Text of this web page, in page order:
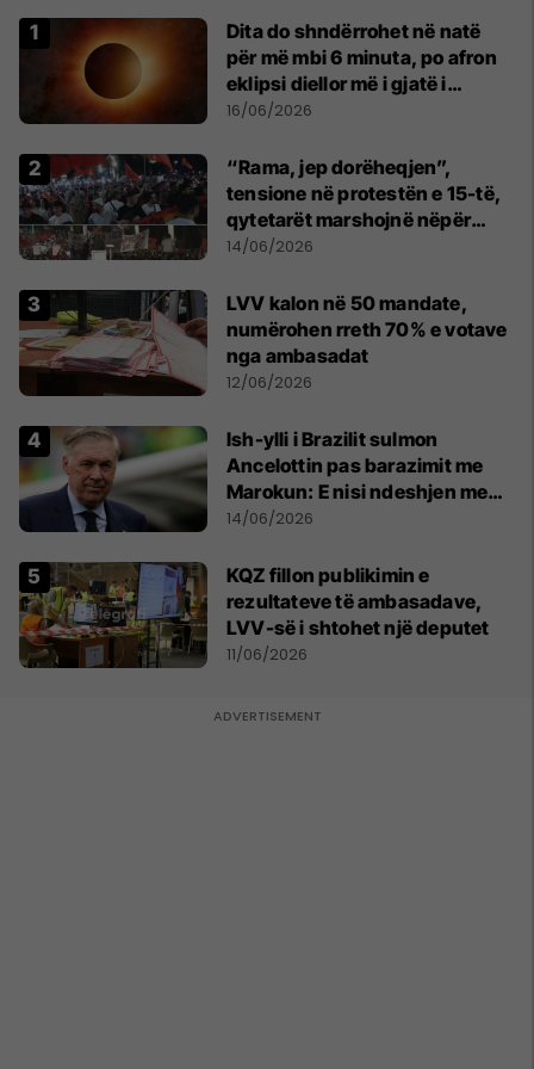
Dita do shndërrohet në natë
për më mbi 6 minuta, po afron
eklipsi diellor më i gjatë i
shekullit të 21-të
16/06/2026
“Rama, jep dorëheqjen”,
tensione në protestën e 15-të,
qytetarët marshojnë nëpër
kryeqytet
14/06/2026
LVV kalon në 50 mandate,
numërohen rreth 70% e votave
nga ambasadat
12/06/2026
Ish-ylli i Brazilit sulmon
Ancelottin pas barazimit me
Marokun: E nisi ndeshjen me
formacionin e gabuar
14/06/2026
KQZ fillon publikimin e
rezultateve të ambasadave,
LVV-së i shtohet një deputet
11/06/2026